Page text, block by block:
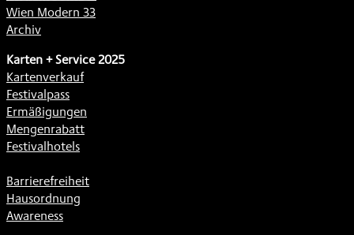
Wien Modern 33
Archiv
Karten + Service 2025
Kartenverkauf
Festivalpass
Ermäßigungen
Mengenrabatt
Festivalhotels
Barrierefreiheit
Hausordnung
Awareness